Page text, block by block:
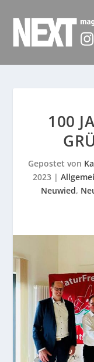
100
Gepostet von
2023 |
Neuwied,